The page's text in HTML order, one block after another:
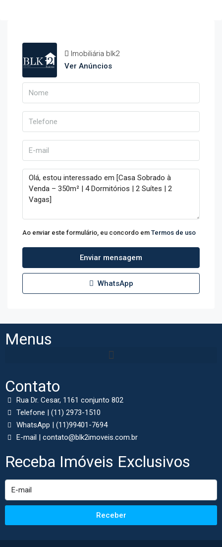
Imobiliária blk2
Ver Anúncios
Ao enviar este formulário, eu concordo em Termos de uso
Enviar mensagem
WhatsApp
Menus
Contato
Rua Dr. Cesar, 1161 conjunto 802
Telefone | (11) 2973-1510
WhatsApp | (11)99401-7694
E-mail | contato@blk2imoveis.com.br
Receba Imóveis Exclusivos
Receber